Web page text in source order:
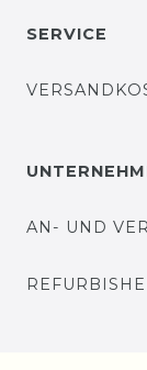
SERVICE
AN- UND